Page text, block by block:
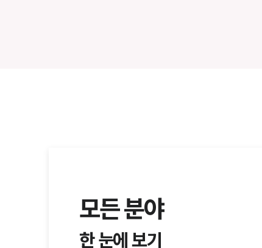
모든 분야
한 눈에 보기